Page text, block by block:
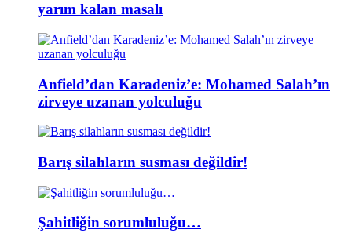
yarım kalan masalı
Anfield’dan Karadeniz’e: Mohamed Salah’ın
zirveye uzanan yolculuğu
Barış silahların susması değildir!
Şahitliğin sorumluluğu…